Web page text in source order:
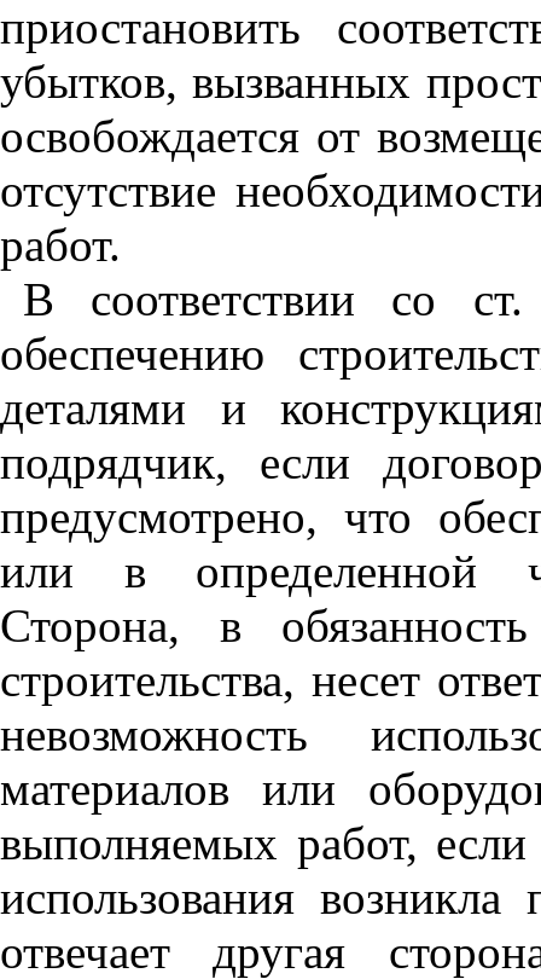
приостановить
убытков, вызванных
освобождается от
отсутствие
работ.
В соответствии со
обеспечению
деталями и
подрядчик, если
предусмотрено, что
или в определенной
Сторона, в
строительства, несет
невозможность
материалов или
выполняемых работ,
использования возникла
отвечает другая